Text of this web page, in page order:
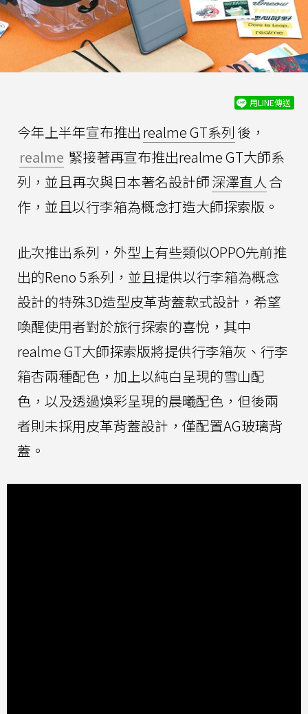
用LINE傳送
今年上半年宣布推出 realme GT系列 後，
realme 緊接著再宣布推出realme GT大師系
列，並且再次與日本著名設計師深澤直人 合
作，並且以行李箱為概念打造大師探索版。
此次推出系列，外型上有些類似OPPO先前推
出的Reno 5系列，並且提供以行李箱為概念
設計的特殊3D造型皮革背蓋款式設計，希望
喚醒使用者對於旅行探索的喜悅，其中
realme GT大師探索版將提供行李箱灰、行李
箱杏兩種配色，加上以純白呈現的雪山配
色，以及透過煥彩呈現的晨曦配色，但後兩
者則未採用皮革背蓋設計，僅配置AG玻璃背
蓋。